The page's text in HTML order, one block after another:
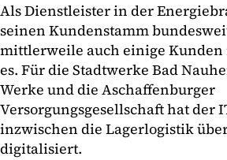
Als Dienstleister in der
seinen Kundenstamm
mittlerweile auch einige
es. Für die Stadtwerke Bad
Werke und die Aschaffenburger
Versorgungsgesellschaft hat der
inzwischen die Lagerlogistik
digitalisiert.